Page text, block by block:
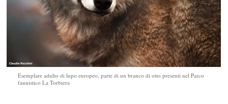
Esemplare adulto di lupo europeo, parte di un branco di otto presenti nel Parco
faunistico La Torbiera